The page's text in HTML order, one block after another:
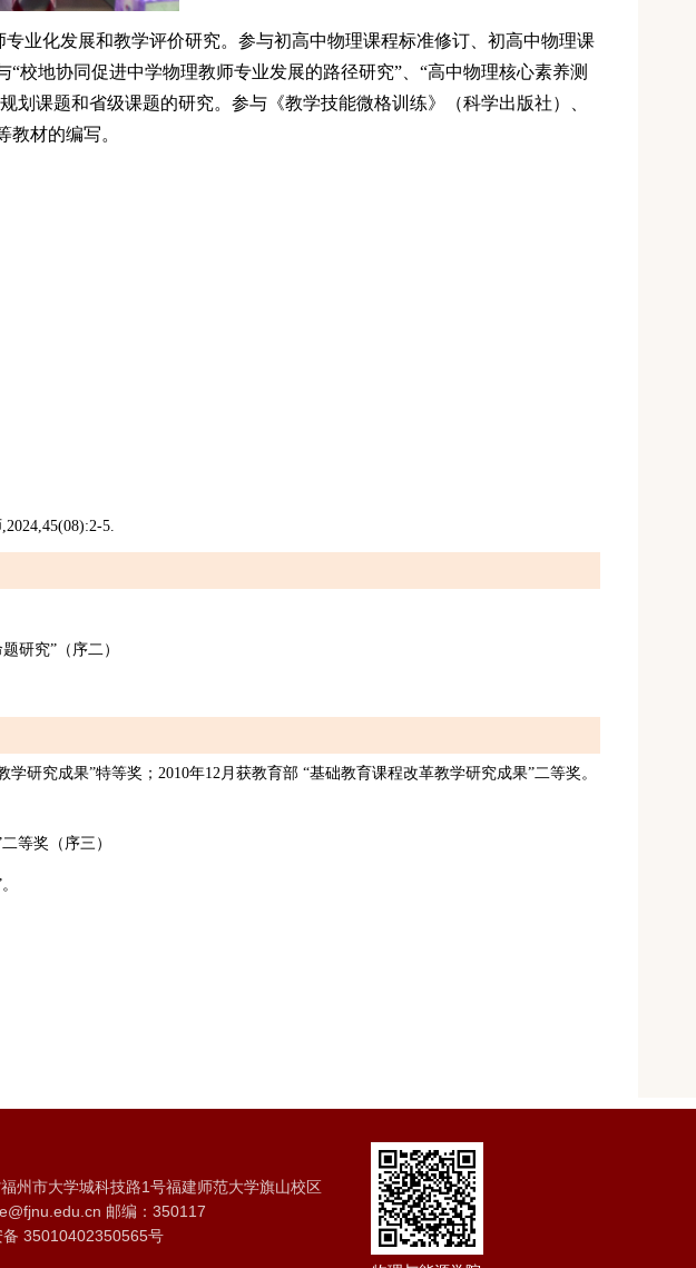
业化发展和教学评价研究。 参与初高中物理课程标准修订、初高中物理课
“校地协同促进中学物理教师专业发展的路径研究”、“高中物理核心素养测
课题和省级课题的研究。参与《教学技能微格训练》（科学出版社）、
教材的编写。
5.
研究”（序二）
学研究成果”特等奖； 2010年12月获教育部 “基础教育课程改革教学研究成果”二等奖。
等奖（序三）
州市大学城科技路1号福建师范大学旗山校区
邮编：350117
35010402350565号